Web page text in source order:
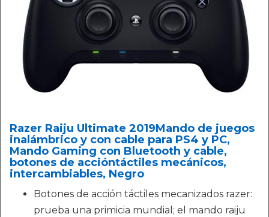
Razer Raiju Ultimate 2019Mando de juegos
inalámbrico y con cable para PS4 y PC,
Mando Gaming con Bluetooth y cable,
botones de accióntáctiles mecánicos,
intercambiables, Negro
Botones de acción táctiles mecanizados razer:
prueba una primicia mundial; el mando raiju